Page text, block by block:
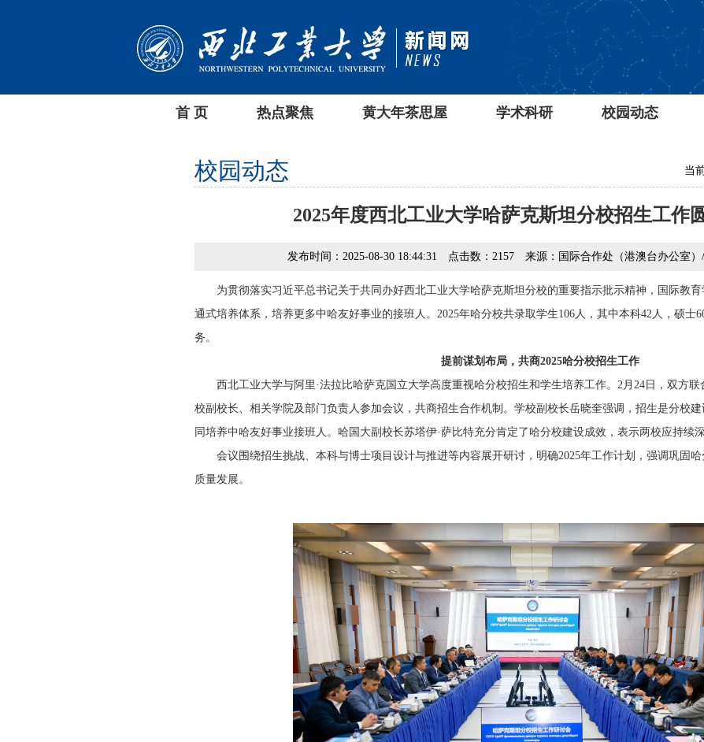
首 页 热点聚焦 黄大年茶思屋 学术科研 校园动态
校园动态 当
2025年度西北工业大学哈萨克斯坦分校招生工作
发布时间：2025-08-30 18:44:31 点击数： 2157 来源：国际合作处（港澳台办公室
为贯彻落实习近平总书记关于共同办好西北工业大学哈萨克斯坦分校的重要指示批示精神，国际教
通式培养体系，培养更多中哈友好事业的接班人。2025年哈分校共录取学生106人，其中本科42人，硕士
务。
提前谋划布局，共商2025哈分校招生工作
西北工业大学与阿里·法拉比哈萨克国立大学高度重视哈分校招生和学生培养工作。2月24日，双方
校副校长、相关学院及部门负责人参加会议，共商招生合作机制。学校副校长岳晓奎强调，招生是分校
同培养中哈友好事业接班人。哈国大副校长苏塔伊·萨比特充分肯定了哈分校建设成效，表示两校应持续
会议围绕招生挑战、本科与博士项目设计与推进等内容展开研讨，明确2025年工作计划，强调巩固
质量发展。